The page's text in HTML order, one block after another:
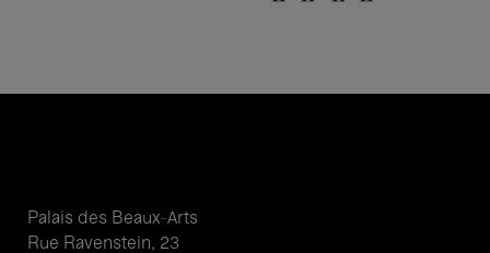
Palais des Beaux-Arts
Rue Ravenstein, 23